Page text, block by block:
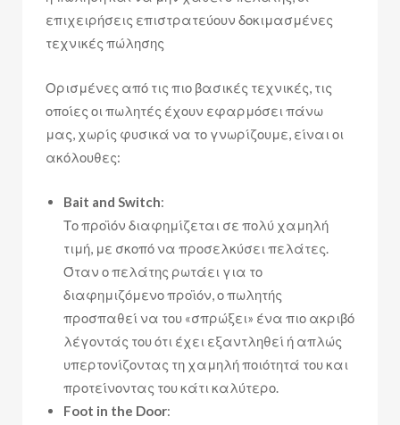
επιχειρήσεις επιστρατεύουν δοκιμασμένες
τεχνικές πώλησης
Ορισμένες από τις πιο βασικές τεχνικές, τις
οποίες οι πωλητές έχουν εφαρμόσει πάνω
μας, χωρίς φυσικά να το γνωρίζουμε, είναι οι
ακόλουθες:
Bait and Switch:
Το προϊόν διαφημίζεται σε πολύ χαμηλή
τιμή, με σκοπό να προσελκύσει πελάτες.
Όταν ο πελάτης ρωτάει για το
διαφημιζόμενο προϊόν, ο πωλητής
προσπαθεί να του «σπρώξει» ένα πιο ακριβό
λέγοντάς του ότι έχει εξαντληθεί ή απλώς
υπερτονίζοντας τη χαμηλή ποιότητά του και
προτείνοντας του κάτι καλύτερο.
Foot in the Door: